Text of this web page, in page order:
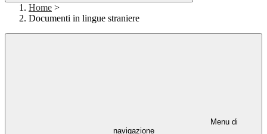
Home >
Documenti in lingue straniere
Menu di
navigazione